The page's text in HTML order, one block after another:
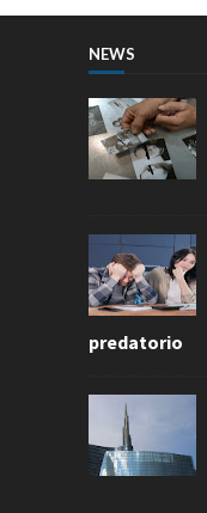
NEWS
predatorio